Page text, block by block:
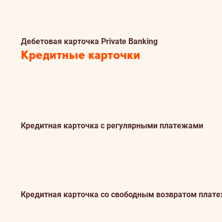
Дебетовая карточка Private Banking
Кредитные карточки
Кредитная карточка с регулярными платежами
Кредитная карточка со свободным возвратом